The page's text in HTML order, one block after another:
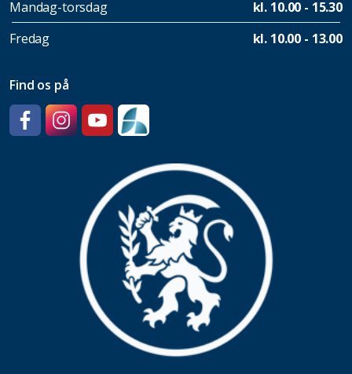
Mandag-torsdag
kl. 10.00 - 15.30
Fredag
kl. 10.00 - 13.00
Find os på